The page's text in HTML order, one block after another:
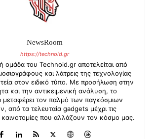
NewsRoom
https://technoid.gr
ομάδα του Technoid.gr αποτελείται από
και λάτρεις της τεχνολογίας
στον ειδικό τύπο. Με προσήλωση στην
και την αντικειμενική ανάλυση, το
μεταφέρει τον παλμό των παγκόσμιων
από τα τελευταία gadgets μέχρι τις
καινοτομίες που αλλάζουν τον κόσμο μας.